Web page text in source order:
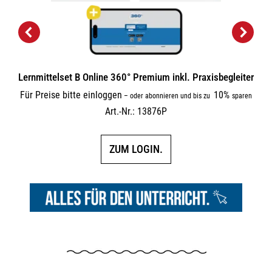
Lernmittelset B Online 360° Premium inkl. Praxisbegleiter
Für Preise bitte einloggen – oder abonnieren und bis zu 10% sparen
Art.-Nr.: 13876P
ZUM LOGIN.